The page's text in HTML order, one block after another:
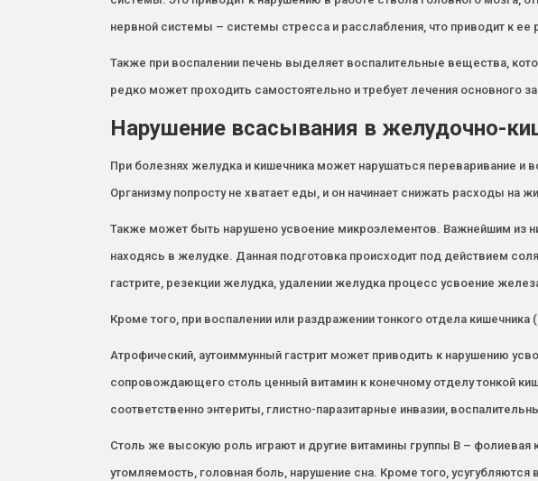
нервной системы – системы стресса и расслабления, что приводит к ее
Также при воспалении печень выделяет воспалительные вещества,
редко может проходить самостоятельно и требует лечения основного
Нарушение всасывания в желудочно-
При болезнях желудка и кишечника может нарушаться переваривание и
Организму попросту не хватает еды, и он начинает снижать расходы на
Также может быть нарушено усвоение микроэлементов. Важнейшим из
находясь в желудке. Данная подготовка происходит под действием
гастрите, резекции желудка, удалении желудка процесс усвоение
Кроме того, при воспалении или раздражении тонкого отдела
Атрофический, аутоиммунный гастрит может приводить к нарушению
сопровождающего столь ценный витамин к конечному отделу тонкой
соответственно энтериты, глистно-паразитарные инвазии,
Столь же высокую роль играют и другие витамины группы В – фолиевая
утомляемость, головная боль, нарушение сна. Кроме того,